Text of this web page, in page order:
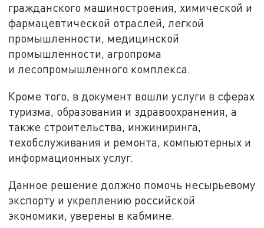
гражданского машиностроения, химической и
фармацевтической отраслей, легкой
промышленности, медицинской
промышленности, агропрома
и лесопромышленного комплекса.
Кроме того, в документ вошли услуги в сферах
туризма, образования и здравоохранения, а
также строительства, инжиниринга,
техобслуживания и ремонта, компьютерных и
информационных услуг.
Данное решение должно помочь несырьевому
экспорту и укреплению российской
экономики, уверены в кабмине.